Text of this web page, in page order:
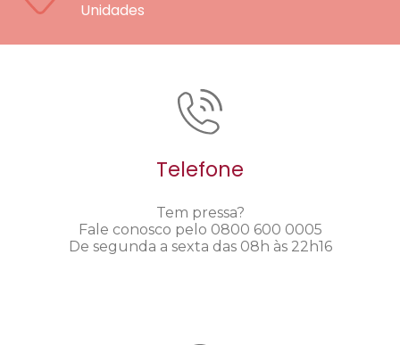
Unidades
Telefone
Tem pressa?
Fale conosco pelo 0800 600 0005
De segunda a sexta das 08h às 22h16